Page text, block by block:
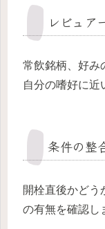
レビュア
常飲銘柄、好み
自分の嗜好に近
条件の整
開栓直後かどう
の有無を確認し